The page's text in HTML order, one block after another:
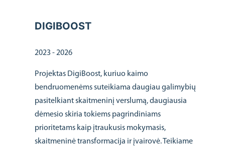
DIGIBOOST
2023 - 2026
Projektas DigiBoost, kuriuo kaimo
bendruomenėms suteikiama daugiau galimybių
pasitelkiant skaitmeninį verslumą, daugiausia
dėmesio skiria tokiems pagrindiniams
prioritetams kaip įtraukusis mokymasis,
skaitmeninė transformacija ir įvairovė. Teikiame